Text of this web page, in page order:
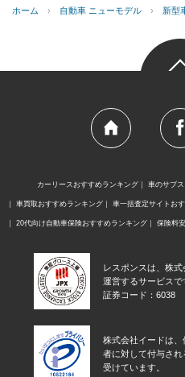
ホーム › 自動車 ニューモデル › 新型
カーリースおすすめランキング 車のサブ
車買取おすすめランキング 車一括査定サイトお
20代向け自動車保険おすすめランキング 保険料
レスポンスは、株
運営するサービスで
証券コード：6038
株式会社イードは
者に対して付与さ
受けています。